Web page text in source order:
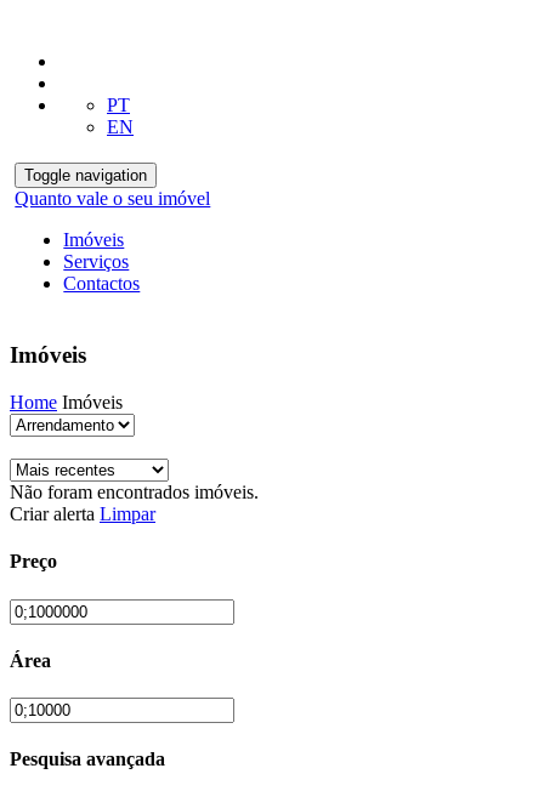
PT
EN
Toggle navigation
Quanto vale o seu imóvel
Imóveis
Serviços
Contactos
Imóveis
Home Imóveis
Não foram encontrados imóveis.
Criar alerta Limpar
Preço
Área
Pesquisa avançada